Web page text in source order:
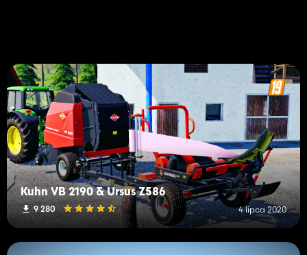
Kuhn VB 2190 & Ursus Z586
9 280 4 lipca 2020